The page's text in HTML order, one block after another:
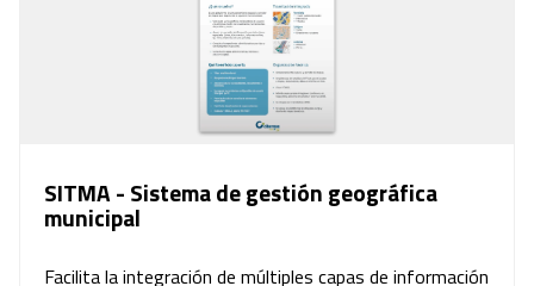
SITMA - Sistema de gestión geográfica
municipal
Facilita la integración de múltiples capas de información